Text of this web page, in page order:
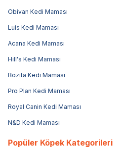
Obivan Kedi Maması
Luis Kedi Maması
Acana Kedi Maması
Hill's Kedi Maması
Bozita Kedi Maması
Pro Plan Kedi Maması
Royal Canin Kedi Maması
N&D Kedi Maması
Popüler Köpek Kategorileri